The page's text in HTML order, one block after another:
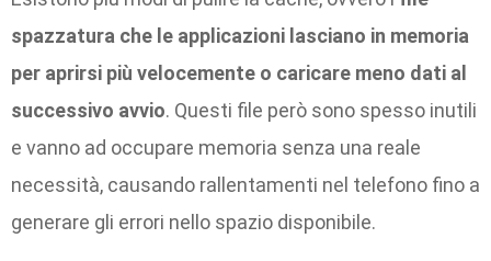
spazzatura che le applicazioni lasciano in memoria
per aprirsi più velocemente o caricare meno dati al
successivo avvio. Questi file però sono spesso inutili
e vanno ad occupare memoria senza una reale
necessità, causando rallentamenti nel telefono fino a
generare gli errori nello spazio disponibile.